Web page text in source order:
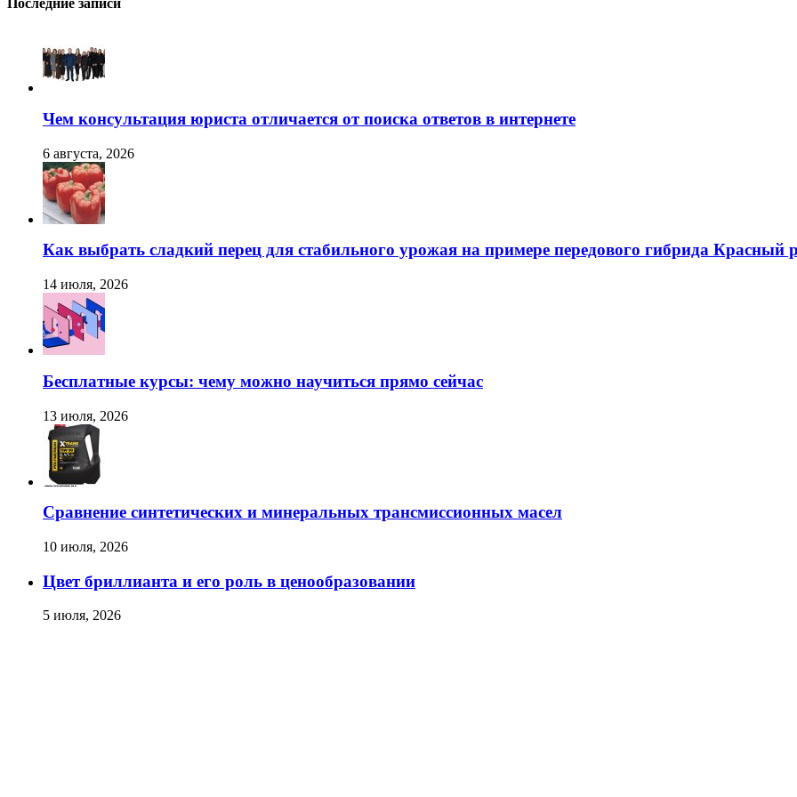
Последние записи
Чем консультация юриста отличается от поиска ответов в интернете
6 августа, 2026
Как выбрать сладкий перец для стабильного урожая на примере передового гибрида Красный
14 июля, 2026
Бесплатные курсы: чему можно научиться прямо сейчас
13 июля, 2026
Сравнение синтетических и минеральных трансмиссионных масел
10 июля, 2026
Цвет бриллианта и его роль в ценообразовании
5 июля, 2026